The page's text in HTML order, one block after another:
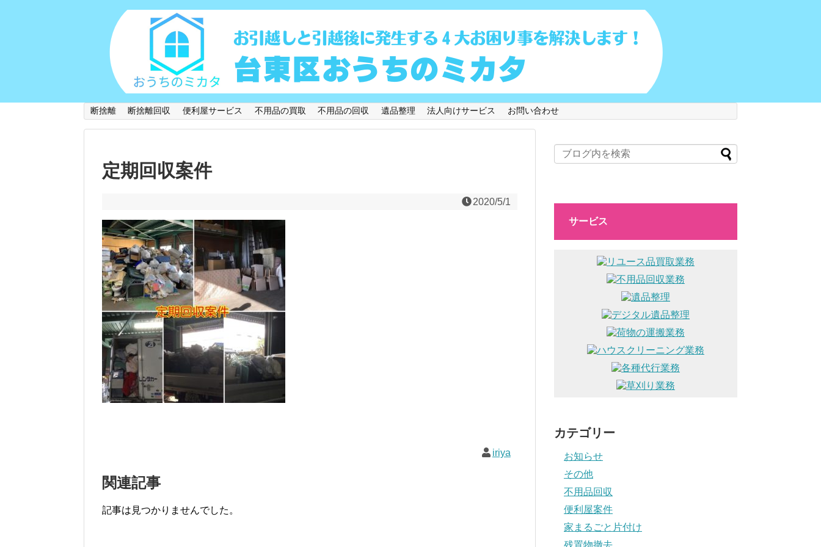
断捨離 断捨離回収 便利屋サービス 不用品の買取 不用品の回収 遺品整理 法人向けサービス お問い合わせ
定期回収案件
2020/5/1
iriya
関連記事
記事は見つかりませんでした。
サービス
カテゴリー
お知らせ
その他
不用品回収
便利屋案件
家まるごと片付け